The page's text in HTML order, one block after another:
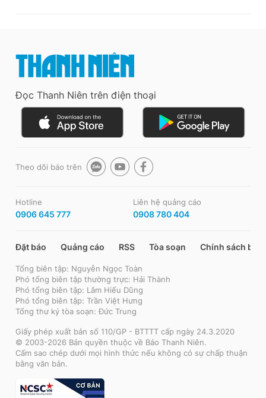
Đọc Thanh Niên trên điện thoại
Theo dõi báo trên
Hotline
0906 645 777
Liên hệ quảng cáo
0908 780 404
Đặt báo Quảng cáo RSS Tòa soạn Chính sách bảo
Tổng biên tập: Nguyễn Ngọc Toàn
Phó tổng biên tập thường trực: Hải Thành
Phó tổng biên tập: Lâm Hiếu Dũng
Phó tổng biên tập: Trần Việt Hưng
Tổng thư ký tòa soạn: Đức Trung
Giấy phép xuất bản số 110/GP - BTTTT cấp ngày 24.3.2020
© 2003-2026 Bản quyền thuộc về Báo Thanh Niên.
Cấm sao chép dưới mọi hình thức nếu không có sự chấp thuận
bằng văn bản.